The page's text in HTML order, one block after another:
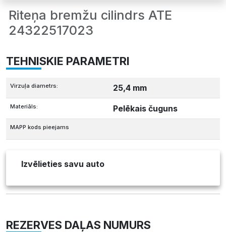
Riteņa bremžu cilindrs ATE
24322517023
TEHNISKIE PARAMETRI
Virzuļa diametrs: 25,4 mm
Materiāls: Pelēkais čuguns
MAPP kods pieejams
Izvēlieties savu auto
REZERVES DAĻAS NUMURS